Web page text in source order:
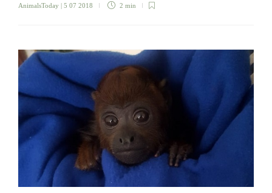
AnimalsToday | 5 07 2018 2 min